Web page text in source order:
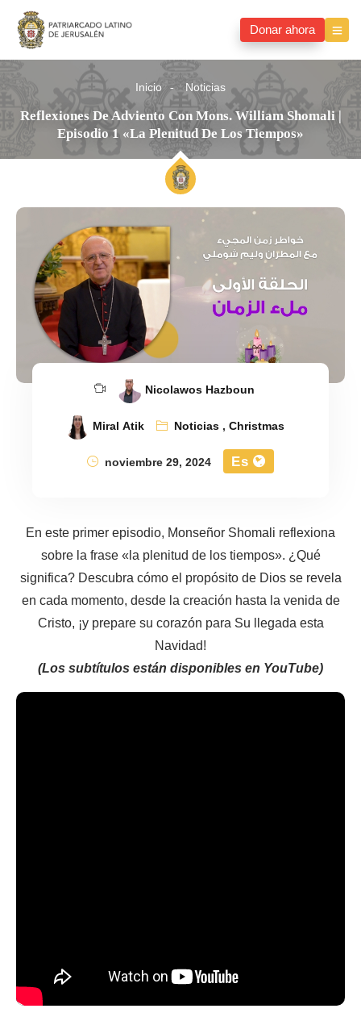
Donar ahora
Inicio Noticias
Reflexiones De Adviento Con Mons. William Shomali |
Episodio 1 «La Plenitud De Los Tiempos»
Nicolawos Hazboun
Miral Atik
Noticias,Christmas
noviembre 29, 2024
Es
En este primer episodio, Monseñor Shomali reflexiona
sobre la frase «la plenitud de los tiempos». ¿Qué
significa? Descubra cómo el propósito de Dios se revela
en cada momento, desde la creación hasta la venida de
Cristo, ¡y prepare su corazón para Su llegada esta
Navidad!
(Los subtítulos están disponibles en YouTube)